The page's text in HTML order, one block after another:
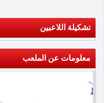
تشكيلة اللاعبين
معلومات عن الملعب